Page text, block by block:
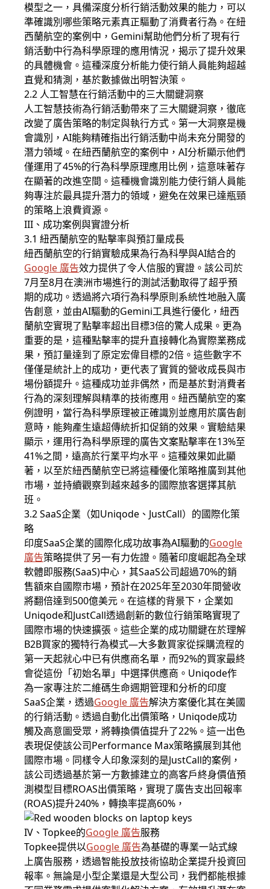
模型之一，具備深度分析行銷活動效果的能力，可以
準確識別哪些策略元素真正驅動了消費者行為。在紐
西蘭航空的案例中，Gemini幫助他們分析了現有行
銷活動中行為科學原理的應用情況，揭示了提升效果
的具體機會。這種深度分析能力使行銷人員能夠超越
直覺和猜測，基於數據做出明智決策。
2.2 人工智慧在行銷活動中的三大關鍵洞察
人工智慧技術為行銷活動帶來了三大關鍵洞察，徹底
改變了廣告策略的制定與執行方式。第一大洞察是機
會識別，AI能夠精確指出行銷活動中尚未充分開發的
潛力領域。在紐西蘭航空的案例中，AI分析顯示他們
僅運用了45%的行為科學原理應用比例，這意味著存
在顯著的改進空間。這種機會識別能力使行銷人員能
夠專注於最具提升潛力的領域，避免在效果已達瓶頸
的策略上浪費資源。
III、成功案例與實證分析
3.1 紐西蘭航空的點擊率與預訂量成長
紐西蘭航空的行銷實驗成果為行為科學與AI結合的
Google 廣告效力提供了令人信服的實證。該公司於
7月至8月在澳洲市場進行的測試活動取得了超乎預
期的成功。透過將六項行為科學原則系統性地融入廣
告創意，並由AI驅動的Gemini工具進行優化，紐西
蘭航空實現了點擊率超出目標3倍的驚人成果。更為
重要的是，這種點擊率的提升直接轉化為實際業務成
果，預訂量達到了原定宏偉目標的2倍。這些數字不
僅僅是統計上的成功，更代表了實質的營收成長與市
場份額提升。這種成功並非偶然，而是基於對消費者
行為的深刻理解與精準的技術應用。紐西蘭航空的案
例證明，當行為科學原理被正確識別並應用於廣告創
意時，能夠產生遠超傳統折扣促銷的效果。實驗結果
顯示，運用行為科學原理的廣告文案點擊率在13%至
41%之間，遠高於行業平均水平。這種效果如此顯
著，以至於紐西蘭航空已將這種優化策略推廣到其他
市場，並持續觀察到越來越多的國際旅客選擇其航
班。
3.2 SaaS企業（如Uniqode、JustCall）的國際化策
略
印度SaaS企業的國際化成功故事為AI驅動的Google
廣告策略提供了另一有力佐證。隨著印度崛起為全球
軟體即服務(SaaS)中心，其SaaS公司超過70%的銷
售額來自國際市場，預計在2025年至2030年間營收
將翻倍達到500億美元。在這樣的背景下，企業如
Uniqode和JustCall透過創新的數位行銷策略實現了
國際市場的快速擴張。這些企業的成功關鍵在於理解
B2B買家的獨特行為模式—大多數買家從採購流程的
第一天起就心中已有供應商名單，而92%的買家最終
會從這份「初始名單」中選擇供應商。Uniqode作
為一家專注於二維碼生命週期管理和分析的印度
SaaS企業，透過Google 廣告解決方案優化其在美國
的行銷活動。透過自動化出價策略，Uniqode成功
觸及高意圖受眾，將轉換價值提升了22%。這一出色
表現促使該公司Performance Max策略擴展到其他
國際市場。同樣令人印象深刻的是JustCall的案例，
該公司透過基於第一方數據建立的高客戶終身價值預
測模型目標ROAS出價策略，實現了廣告支出回報率
(ROAS)提升240%，轉換率提高60%，
IV、Topkee的Google 廣告服務
Topkee提供以Google 廣告為基礎的專業一站式線
上廣告服務，透過智能投放技術協助企業提升投資回
報率。無論是小型企業還是大型公司，我們都能根據